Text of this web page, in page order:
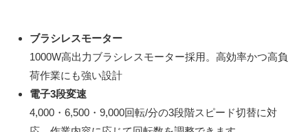
ブラシレスモーター
1000W高出力ブラシレスモーター採用。高効率かつ高負
荷作業にも強い設計
電子3段変速
4,000・6,500・9,000回転/分の3段階スピード切替に対